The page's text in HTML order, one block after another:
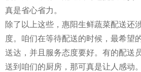
真是省心省力。
除了以上这些，惠阳生鲜蔬菜配送还
度。咱们在等待配送的时候，最希望
送达，并且服务态度要好。有的配送
送到咱们的厨房，那可真是让人感动